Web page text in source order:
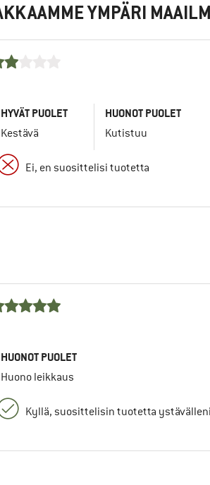
YMPÄRI
HYVÄT PUOLET
Kestävä
HUONOT PUOLET
Kutistuu
Ei, en suosittelisi tuotetta
HUONOT PUOLET
Huono leikkaus
Kyllä, suosittelisin tuotetta ystävälleni